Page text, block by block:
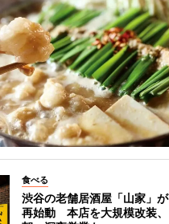
食べる
渋谷の老舗居酒屋「山家」が
再始動 本店を大規模改装、